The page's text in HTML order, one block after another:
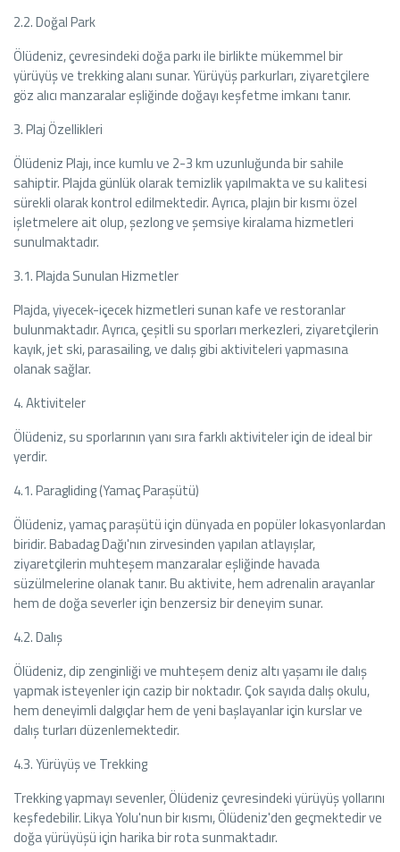
2.2. Doğal Park
Ölüdeniz, çevresindeki doğa parkı ile birlikte mükemmel bir
yürüyüş ve trekking alanı sunar. Yürüyüş parkurları, ziyaretçilere
göz alıcı manzaralar eşliğinde doğayı keşfetme imkanı tanır.
3. Plaj Özellikleri
Ölüdeniz Plajı, ince kumlu ve 2-3 km uzunluğunda bir sahile
sahiptir. Plajda günlük olarak temizlik yapılmakta ve su kalitesi
sürekli olarak kontrol edilmektedir. Ayrıca, plajın bir kısmı özel
işletmelere ait olup, şezlong ve şemsiye kiralama hizmetleri
sunulmaktadır.
3.1. Plajda Sunulan Hizmetler
Plajda, yiyecek-içecek hizmetleri sunan kafe ve restoranlar
bulunmaktadır. Ayrıca, çeşitli su sporları merkezleri, ziyaretçilerin
kayık, jet ski, parasailing, ve dalış gibi aktiviteleri yapmasına
olanak sağlar.
4. Aktiviteler
Ölüdeniz, su sporlarının yanı sıra farklı aktiviteler için de ideal bir
yerdir.
4.1. Paragliding (Yamaç Paraşütü)
Ölüdeniz, yamaç paraşütü için dünyada en popüler lokasyonlardan
biridir. Babadag Dağı'nın zirvesinden yapılan atlayışlar,
ziyaretçilerin muhteşem manzaralar eşliğinde havada
süzülmelerine olanak tanır. Bu aktivite, hem adrenalin arayanlar
hem de doğa severler için benzersiz bir deneyim sunar.
4.2. Dalış
Ölüdeniz, dip zenginliği ve muhteşem deniz altı yaşamı ile dalış
yapmak isteyenler için cazip bir noktadır. Çok sayıda dalış okulu,
hem deneyimli dalgıçlar hem de yeni başlayanlar için kurslar ve
dalış turları düzenlemektedir.
4.3. Yürüyüş ve Trekking
Trekking yapmayı sevenler, Ölüdeniz çevresindeki yürüyüş yollarını
keşfedebilir. Likya Yolu'nun bir kısmı, Ölüdeniz'den geçmektedir ve
doğa yürüyüşü için harika bir rota sunmaktadır.